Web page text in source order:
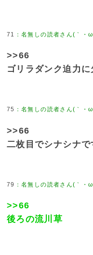
71
>>66
ゴリラダンク迫力
75
>>66
二枚目でシナシナで
79
>>66
後ろの流川草